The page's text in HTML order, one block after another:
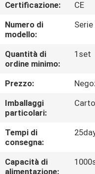
NOI
VISITA
DELLA
FABBRICA
CONTROLLO
DELLA
QUALITÀ
NOTIZIE
Certificazione:
CE
Numero di
modello:
Quantità di
ordine minimo:
1set
Prezzo:
Imballaggi
particolari:
Tempi di
consegna:
Capacità di
alimentazione: